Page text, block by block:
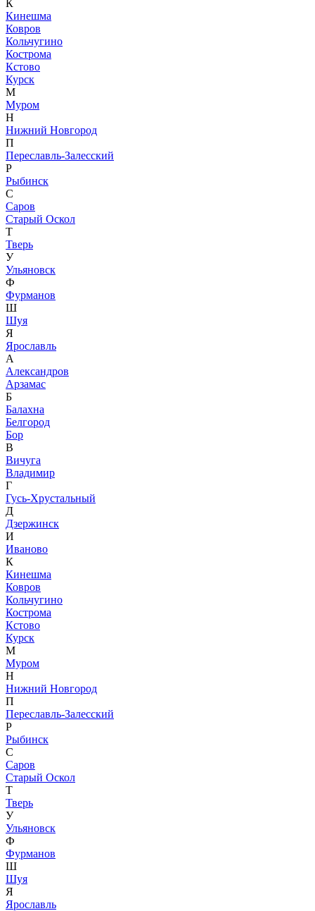
К
Кинешма
Ковров
Кольчугино
Кострома
Кстово
Курск
М
Муром
Н
Нижний Новгород
П
Переславль-Залесский
Р
Рыбинск
С
Саров
Старый Оскол
Т
Тверь
У
Ульяновск
Ф
Фурманов
Ш
Шуя
Я
Ярославль
А
Александров
Арзамас
Б
Балахна
Белгород
Бор
В
Вичуга
Владимир
Г
Гусь-Хрустальный
Д
Дзержинск
И
Иваново
К
Кинешма
Ковров
Кольчугино
Кострома
Кстово
Курск
М
Муром
Н
Нижний Новгород
П
Переславль-Залесский
Р
Рыбинск
С
Саров
Старый Оскол
Т
Тверь
У
Ульяновск
Ф
Фурманов
Ш
Шуя
Я
Ярославль